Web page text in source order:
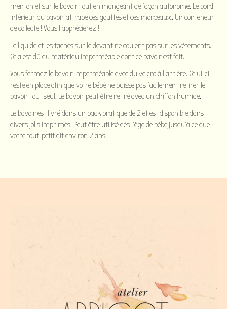
menton et sur le bavoir tout en mangeant de façon autonome. Le bord
inférieur du bavoir attrape ces gouttes et ces morceaux. Un conteneur
de collecte ! Vous l'apprécierez !
Le liquide et les taches sur le devant ne coulent pas sur les vêtements.
Cela est dû au matériau imperméable dont ce bavoir est fait.
Vous fermez le bavoir imperméable avec du velcro à l'arrière. Celui-ci
reste en place afin que votre bébé ne puisse pas facilement retirer le
bavoir tout seul. Le bavoir peut être retiré avec un chiffon humide.
Le bavoir est livré dans un pack pratique de 2 et est disponible dans
divers jolis imprimés. Peut être utilisé dès l'âge de bébé jusqu'à ce que
votre tout-petit ait environ 2 ans.